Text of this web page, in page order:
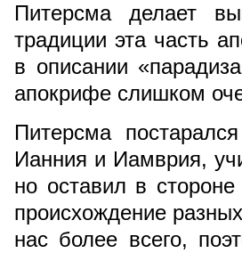
Питерсма делает
традиции эта часть
в описании
апокрифе слишком
Питерсма
Ианния и Иамврия,
но оставил в
происхождение
нас более всего,